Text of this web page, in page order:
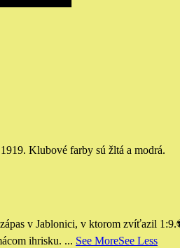
Klubové farby sú žltá a modrá.
v Jablonici, v ktorom zvíťazil 1:9.
ihrisku. ... See MoreSee Less